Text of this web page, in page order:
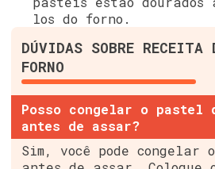
los do forno.
DÚVIDAS SOBRE RECEITA
FORNO
Posso congelar o pastel
antes de assar?
Sim, você pode congelar